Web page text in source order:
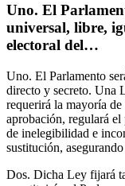
Uno. El
universal, libre,
electoral del…
Uno. El Parlamento
directo y secreto. Una
requerirá la mayoría de
aprobación, regulará el
de inelegibilidad e
sustitución,
Dos. Dicha Ley fijará